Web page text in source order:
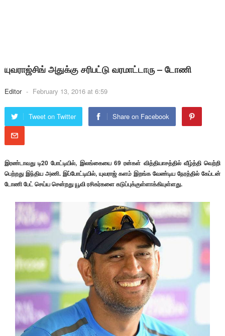
யுவராஜ்சிங் அதுக்கு சரிபட்டு வரமாட்டாரு – டோணி
Editor - February 13, 2016 at 6:59
Tweet on Twitter Share on Facebook
இரண்டாவது டி20 போட்டியில், இலங்கையை 69 ரன்கள் வித்தியாசத்தில் வீழ்த்தி வெற்றி
பெற்றது இந்திய அணி. இப்போட்டியில், யுவராஜ் களம் இறங்க வேண்டிய நேரத்தில் கேப்டன்
டோணி பேட் செய்ய சென்றது யூவி ரசிகர்களை கடுப்புக்குள்ளாக்கியுள்ளது.